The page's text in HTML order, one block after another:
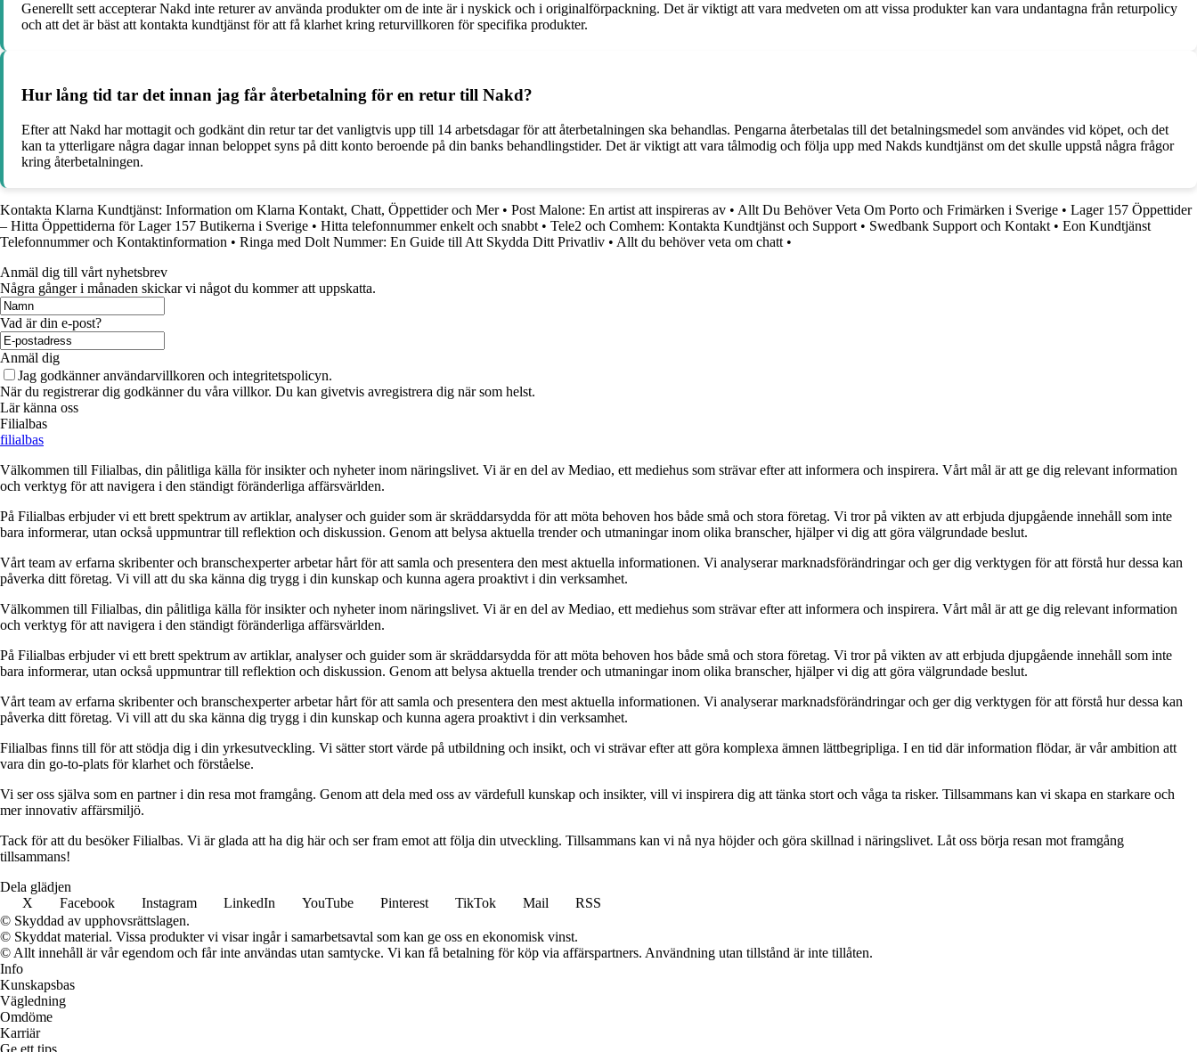
Generellt sett accepterar Nakd inte returer av använda produkter om de inte är i nyskick och i originalförpackning. Det är viktigt att vara medveten om att vissa produkter kan vara undantagna från returpolicy
och att det är bäst att kontakta kundtjänst för att få klarhet kring returvillkoren för specifika produkter.
Hur lång tid tar det innan jag får återbetalning för en retur till Nakd?
Efter att Nakd har mottagit och godkänt din retur tar det vanligtvis upp till 14 arbetsdagar för att återbetalningen ska behandlas. Pengarna återbetalas till det betalningsmedel som användes vid köpet, och det
kan ta ytterligare några dagar innan beloppet syns på ditt konto beroende på din banks behandlingstider. Det är viktigt att vara tålmodig och följa upp med Nakds kundtjänst om det skulle uppstå några frågor
kring återbetalningen.
Kontakta Klarna Kundtjänst: Information om Klarna Kontakt, Chatt, Öppettider och Mer• Post Malone: En artist att inspireras av • Allt Du Behöver Veta Om Porto och Frimärken i Sverige • Lager 157 Öppettider
– Hitta Öppettiderna för Lager 157 Butikerna i Sverige • Hitta telefonnummer enkelt och snabbt • Tele2 och Comhem: Kontakta Kundtjänst och Support • Swedbank Support och Kontakt • Eon Kundtjänst
Telefonnummer och Kontaktinformation • Ringa med Dolt Nummer: En Guide till Att Skydda Ditt Privatliv • Allt du behöver veta om chatt •
Anmäl dig till vårt nyhetsbrev
Några gånger i månaden skickar vi något du kommer att uppskatta.
Vad är din e-post?
Anmäl dig
Jag godkänner användarvillkoren och integritetspolicyn.
När du registrerar dig godkänner du våra villkor. Du kan givetvis avregistrera dig när som helst.
Lär känna oss
Filialbas
filialbas
Välkommen till Filialbas, din pålitliga källa för insikter och nyheter inom näringslivet. Vi är en del av Mediao, ett mediehus som strävar efter att informera och inspirera. Vårt mål är att ge dig relevant information
och verktyg för att navigera i den ständigt föränderliga affärsvärlden.
På Filialbas erbjuder vi ett brett spektrum av artiklar, analyser och guider som är skräddarsydda för att möta behoven hos både små och stora företag. Vi tror på vikten av att erbjuda djupgående innehåll som inte
bara informerar, utan också uppmuntrar till reflektion och diskussion. Genom att belysa aktuella trender och utmaningar inom olika branscher, hjälper vi dig att göra välgrundade beslut.
Vårt team av erfarna skribenter och branschexperter arbetar hårt för att samla och presentera den mest aktuella informationen. Vi analyserar marknadsförändringar och ger dig verktygen för att förstå hur dessa kan
påverka ditt företag. Vi vill att du ska känna dig trygg i din kunskap och kunna agera proaktivt i din verksamhet.
Välkommen till Filialbas, din pålitliga källa för insikter och nyheter inom näringslivet. Vi är en del av Mediao, ett mediehus som strävar efter att informera och inspirera. Vårt mål är att ge dig relevant information
och verktyg för att navigera i den ständigt föränderliga affärsvärlden.
På Filialbas erbjuder vi ett brett spektrum av artiklar, analyser och guider som är skräddarsydda för att möta behoven hos både små och stora företag. Vi tror på vikten av att erbjuda djupgående innehåll som inte
bara informerar, utan också uppmuntrar till reflektion och diskussion. Genom att belysa aktuella trender och utmaningar inom olika branscher, hjälper vi dig att göra välgrundade beslut.
Vårt team av erfarna skribenter och branschexperter arbetar hårt för att samla och presentera den mest aktuella informationen. Vi analyserar marknadsförändringar och ger dig verktygen för att förstå hur dessa kan
påverka ditt företag. Vi vill att du ska känna dig trygg i din kunskap och kunna agera proaktivt i din verksamhet.
Filialbas finns till för att stödja dig i din yrkesutveckling. Vi sätter stort värde på utbildning och insikt, och vi strävar efter att göra komplexa ämnen lättbegripliga. I en tid där information flödar, är vår ambition att
vara din go-to-plats för klarhet och förståelse.
Vi ser oss själva som en partner i din resa mot framgång. Genom att dela med oss av värdefull kunskap och insikter, vill vi inspirera dig att tänka stort och våga ta risker. Tillsammans kan vi skapa en starkare och
mer innovativ affärsmiljö.
Tack för att du besöker Filialbas. Vi är glada att ha dig här och ser fram emot att följa din utveckling. Tillsammans kan vi nå nya höjder och göra skillnad i näringslivet. Låt oss börja resan mot framgång
tillsammans!
Dela glädjen
X
Facebook Instagram LinkedIn YouTube Pinterest TikTok Mail
RSS
© Skyddad av upphovsrättslagen.
© Skyddat material. Vissa produkter vi visar ingår i samarbetsavtal som kan ge oss en ekonomisk vinst.
© Allt innehåll är vår egendom och får inte användas utan samtycke. Vi kan få betalning för köp via affärspartners. Användning utan tillstånd är inte tillåten.
Info
Kunskapsbas
Vägledning
Omdöme
Karriär
Ge ett tips